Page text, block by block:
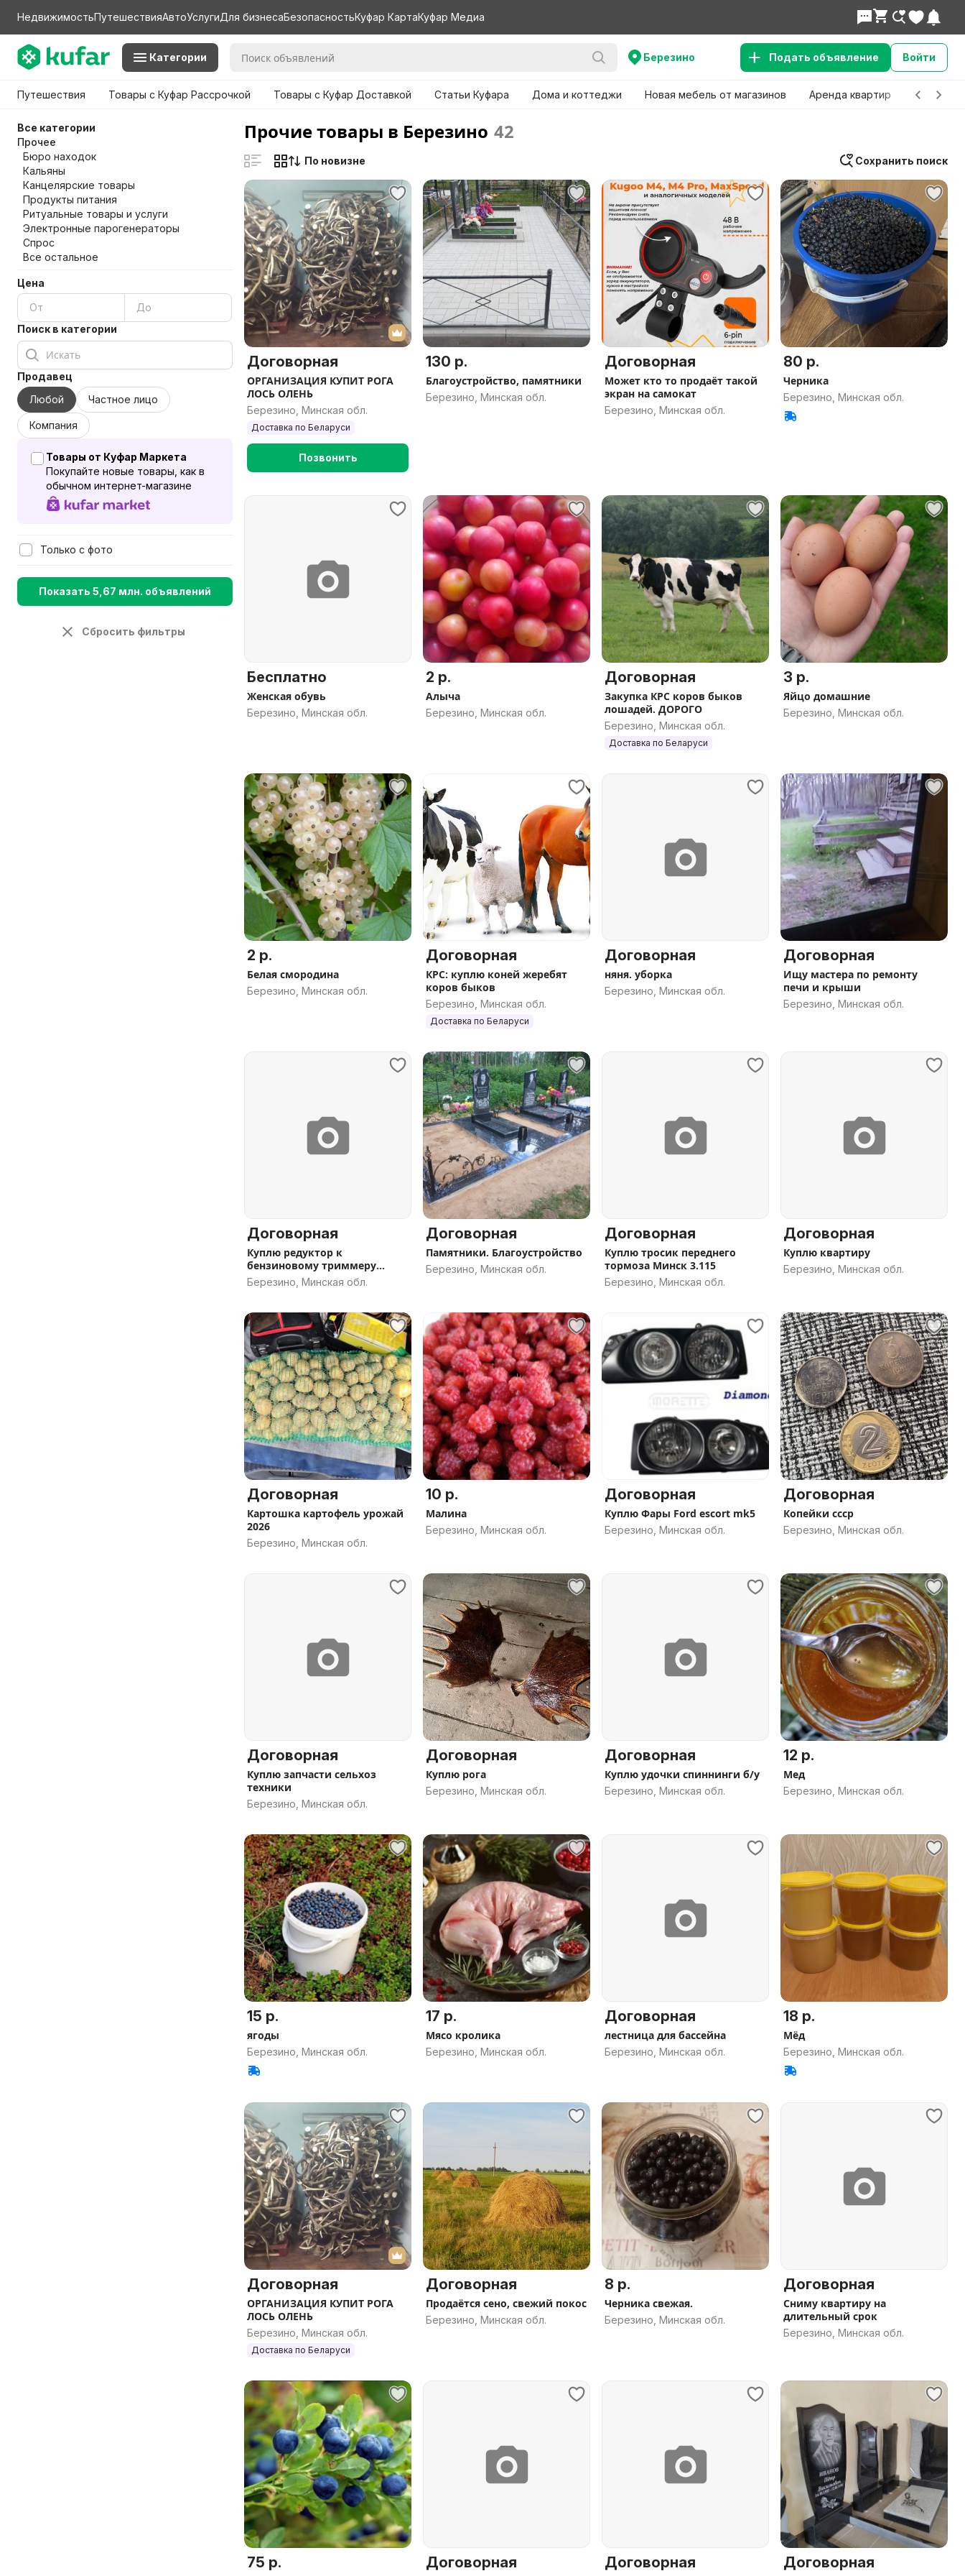
НедвижимостьПутешествияАвтоУслугиДля бизнесаБезопасностьКуфар КартаКуфар Медиа
Категории Березино Подать объявление Войти
Путешествия Товары с Куфар Рассрочкой Товары с Куфар Доставкой Статьи Куфара Дома и коттеджи Новая мебель от магазинов Аренда квартир Детские
Все категории
Прочее
Бюро находок
Кальяны
Канцелярские товары
Продукты питания
Ритуальные товары и услуги
Электронные парогенераторы
Спрос
Все остальное
Цена
Поиск в категории
Продавец
Любой
Частное лицо
Компания
Товары от Куфар Маркета
Покупайте новые товары, как в
обычном интернет-магазине
Только с фото
Показать 5,67 млн. объявлений
Сбросить фильтры
Прочие товары в Березино 42
Сохранить поиск
По новизне
Договорная
ОРГАНИЗАЦИЯ КУПИТ РОГА
ЛОСЬ ОЛЕНЬ
Березино, Минская обл.
Доставка по Беларуси
Позвонить
130 р.
Благоустройство, памятники
Березино, Минская обл.
Договорная
Может кто то продаёт такой
экран на самокат
Березино, Минская обл.
80 р.
Черника
Березино, Минская обл.
Бесплатно
Женская обувь
Березино, Минская обл.
2 р.
Алыча
Березино, Минская обл.
Договорная
Закупка КРС коров быков
лошадей. ДОРОГО
Березино, Минская обл.
Доставка по Беларуси
3 р.
Яйцо домашние
Березино, Минская обл.
2 р.
Белая смородина
Березино, Минская обл.
Договорная
КРС: куплю коней жеребят
коров быков
Березино, Минская обл.
Доставка по Беларуси
Договорная
няня. уборка
Березино, Минская обл.
Договорная
Ищу мастера по ремонту
печи и крыши
Березино, Минская обл.
Договорная
Куплю редуктор к
бензиновому триммеру
Makita 4510
Березино, Минская обл.
Договорная
Памятники. Благоустройство
Березино, Минская обл.
Договорная
Куплю тросик переднего
тормоза Минск 3.115
Березино, Минская обл.
Договорная
Куплю квартиру
Березино, Минская обл.
Договорная
Картошка картофель урожай
2026
Березино, Минская обл.
10 р.
Малина
Березино, Минская обл.
Договорная
Куплю Фары Ford escort mk5
Березино, Минская обл.
Договорная
Копейки ссср
Березино, Минская обл.
Договорная
Куплю запчасти сельхоз
техники
Березино, Минская обл.
Договорная
Куплю рога
Березино, Минская обл.
Договорная
Куплю удочки спиннинги б/у
Березино, Минская обл.
12 р.
Мед
Березино, Минская обл.
15 р.
ягоды
Березино, Минская обл.
17 р.
Мясо кролика
Березино, Минская обл.
Договорная
лестница для бассейна
Березино, Минская обл.
18 р.
Мёд
Березино, Минская обл.
Договорная
ОРГАНИЗАЦИЯ КУПИТ РОГА
ЛОСЬ ОЛЕНЬ
Березино, Минская обл.
Доставка по Беларуси
Договорная
Продаётся сено, свежий покос
Березино, Минская обл.
8 р.
Черника свежая.
Березино, Минская обл.
Договорная
Сниму квартиру на
длительный срок
Березино, Минская обл.
75 р. Договорная Договорная Договорная